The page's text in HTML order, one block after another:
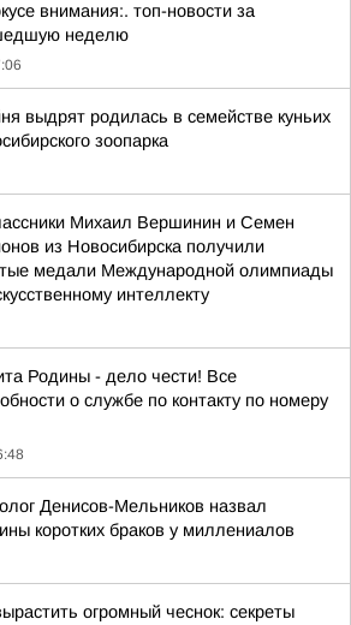
внимания:. топ-новости за
неделю
выдрят родилась в семействе куньих
зоопарка
Михаил Вершинин и Семен
из Новосибирска получили
медали Международной олимпиады
интеллекту
Родины - дело чести! Все
о службе по контакту по номеру
Денисов-Мельников назвал
коротких браков у миллениалов
огромный чеснок: секреты